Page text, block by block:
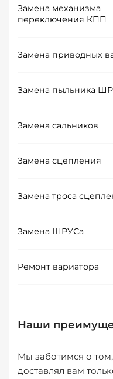
Замена механизма
переключения КПП
Замена приводных
Замена пыльника
Замена сальников
Замена сцепления
Замена троса
Замена ШРУСа
Ремонт вариатора
Наши
Мы заботимся о
доставлял вам